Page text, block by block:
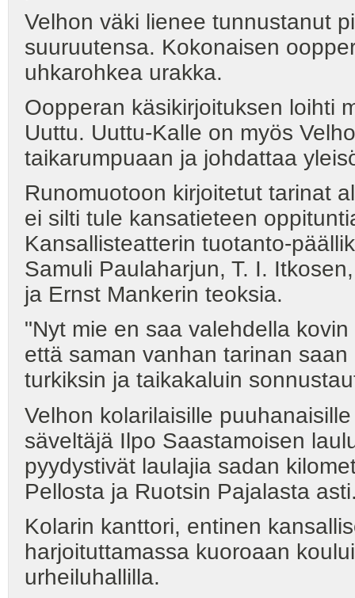
Velhon väki lienee tunnustanut
suuruutensa. Kokonaisen
uhkarohkea urakka.
Oopperan käsikirjoituksen loihti
Uuttu. Uuttu-Kalle on myös
taikarumpuaan ja johdattaa
Runomuotoon kirjoitetut tarinat
ei silti tule kansatieteen
Kansallisteatterin tuotanto-
Samuli Paulaharjun, T. I.
ja Ernst Mankerin teoksia.
"Nyt mie en saa valehdella
että saman vanhan tarinan
turkiksin ja taikakaluin
Velhon kolarilaisille
säveltäjä Ilpo Saastamoisen
pyydystivät laulajia sadan
Pellosta ja Ruotsin Pajalasta
Kolarin kanttori, entinen
harjoituttamassa kuoroaan
urheiluhallilla.